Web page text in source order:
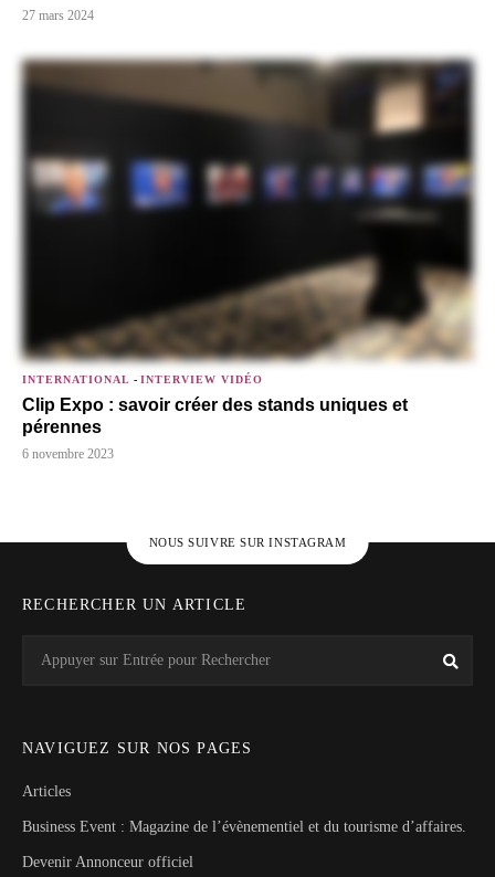
27 mars 2024
INTERNATIONAL - INTERVIEW VIDÉO
Clip Expo : savoir créer des stands uniques et
pérennes
6 novembre 2023
NOUS SUIVRE SUR INSTAGRAM
RECHERCHER UN ARTICLE
for:
NAVIGUEZ SUR NOS PAGES
Articles
Business Event : Magazine de l’évènementiel et du tourisme d’affaires.
Devenir Annonceur officiel